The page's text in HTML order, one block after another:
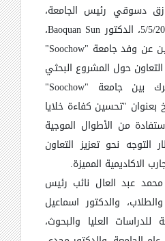
دسوقي رئيس الجامعة،
Baoquan Sun،
عن وفد جامعة "Soochow
"
حول المشروع البحثي
بين جامعة "Soochow
"
بعنوان "تحسين كفاءة خلايا
من الأطوال الموجية
نحو تعزيز التعاون
الاكاديمية المميزة.
عبد العال نائب رئيس
والدكتور اسماعيل
العليا والبحوث،